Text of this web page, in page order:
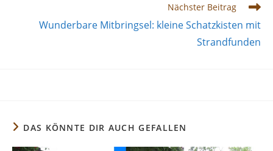
Nächster Beitrag
Wunderbare Mitbringsel: kleine Schatzkisten mit
Strandfunden
DAS KÖNNTE DIR AUCH GEFALLEN